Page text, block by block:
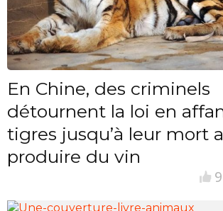
En Chine, des criminels
détournent la loi en
tigres jusqu’à leur mort
produire du vin